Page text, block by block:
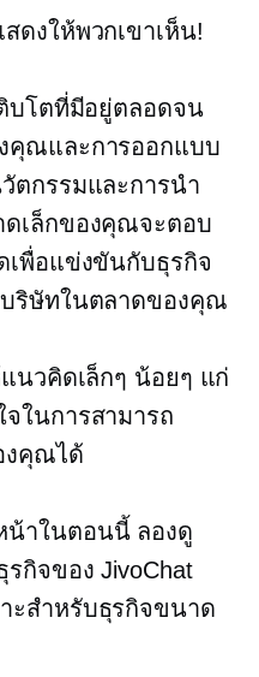
งให้พวกเขาเห็น!
บโตที่มีอยู่ตลอดจน
คุณและการออกแบบ
ตกรรมและการนำ
เล็กของคุณจะตอบ
เพื่อแข่งขันกับธุรกิจ
บริษัทในตลาดของคุณ
นวคิดเล็กๆ น้อยๆ แก่
ในการสามารถ
งคุณได้
าในตอนนี้ ลองดู
กิจของ JivoChat
ะสำหรับธุรกิจขนาด